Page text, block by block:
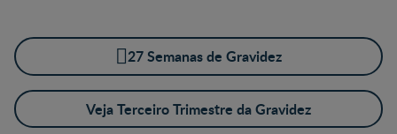
27 Semanas de Gravidez
Veja Terceiro Trimestre da Gravidez